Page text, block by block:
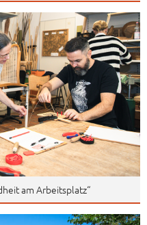
am Arbeitsplatz“